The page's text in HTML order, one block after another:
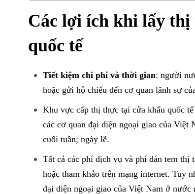
Các lợi ích khi lấy
quốc tế
Tiết kiệm chi phí và thời gian: người
hoặc gửi hộ chiếu đến cơ quan lãnh sự
Khu vực cấp thị thực tại cửa khẩu quốc
các cơ quan đại diện ngoại giao của
cuối tuần; ngày lễ.
Tất cả các phí dịch vụ và phí dán tem thị
hoặc tham khảo trên mạng internet. Tuy
đại diện ngoại giao của Việt Nam ở nước
Thị thực Việt Nam ở